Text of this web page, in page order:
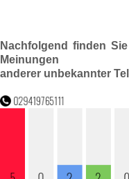
Nachfolgend finden
Meinungen
anderer unbekannter